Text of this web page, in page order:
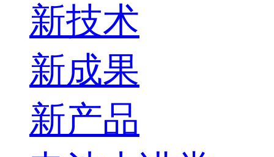
新技术
新成果
新产品